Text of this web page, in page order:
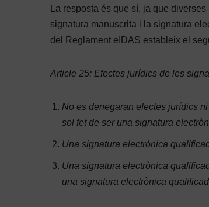
La resposta és que sí, ja que
signatura manuscrita i la signatura
del Reglament eIDAS estableix el
Article 25: Efectes jurídics de les
No es denegaran efectes jurídics
sol fet de ser una signatura
Una signatura electrònica
Una signatura electrònica
una signatura electrònica